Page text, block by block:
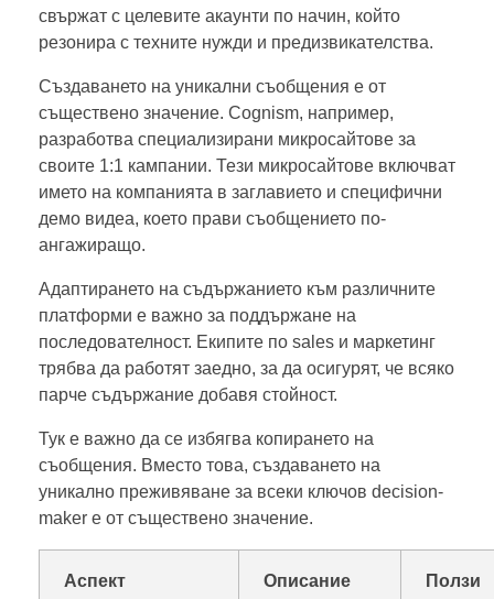
свържат с целевите акаунти по начин, който
резонира с техните нужди и предизвикателства.
Създаването на уникални съобщения е от
съществено значение. Cognism, например,
разработва специализирани микросайтове за
своите 1:1 кампании. Тези микросайтове включват
името на компанията в заглавието и специфични
демо видеа, което прави съобщението по-
ангажиращо.
Адаптирането на съдържанието към различните
платформи е важно за поддържане на
последователност. Екипите по sales и маркетинг
трябва да работят заедно, за да осигурят, че всяко
парче съдържание добавя стойност.
Тук е важно да се избягва копирането на
съобщения. Вместо това, създаването на
уникално преживяване за всеки ключов decision-
maker е от съществено значение.
Аспект Описание Ползи